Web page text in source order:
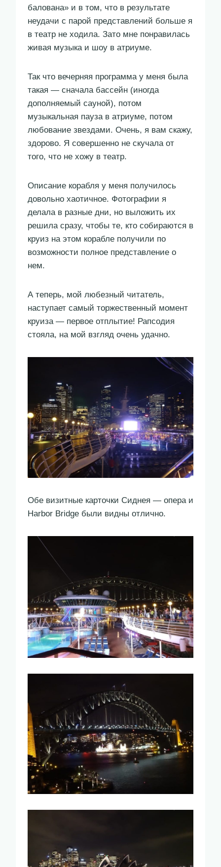
балована» и в том, что в результате
неудачи с парой представлений больше я
в театр не ходила. Зато мне понравилась
живая музыка и шоу в атриуме.
Так что вечерняя программа у меня была
такая — сначала бассейн (иногда
дополняемый сауной), потом
музыкальная пауза в атриуме, потом
любование звездами. Очень, я вам скажу,
здорово. Я совершенно не скучала от
того, что не хожу в театр.
Описание корабля у меня получилось
довольно хаотичное. Фотографии я
делала в разные дни, но выложить их
решила сразу, чтобы те, кто собираются в
круиз на этом корабле получили по
возможности полное представление о
нем.
А теперь, мой любезный читатель,
наступает самый торжественный момент
круиза — первое отплытие! Рапсодия
стояла, на мой взгляд очень удачно.
Обе визитные карточки Сиднея — опера и
Harbor Bridge были видны отлично.